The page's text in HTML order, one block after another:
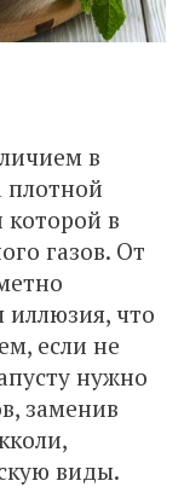
в
плотной
которой в
газов. От
иллюзия, что
если не
нужно
заменив
виды.